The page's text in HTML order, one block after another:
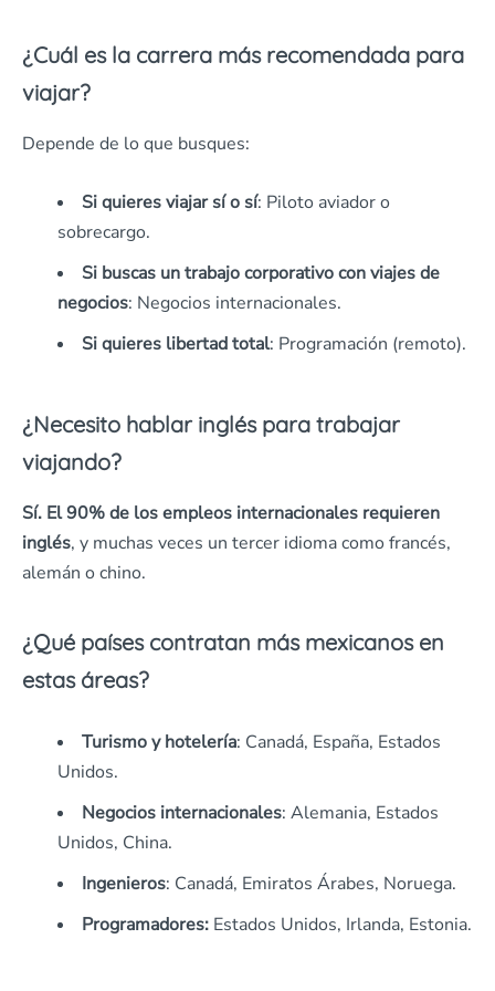
¿Cuál es la carrera más recomendada para
viajar?
Depende de lo que busques:
Si quieres viajar sí o sí: Piloto aviador o
sobrecargo.
Si buscas un trabajo corporativo con viajes de
negocios: Negocios internacionales.
Si quieres libertad total: Programación (remoto).
¿Necesito hablar inglés para trabajar
viajando?
Sí. El 90% de los empleos internacionales requieren
inglés, y muchas veces un tercer idioma como francés,
alemán o chino.
¿Qué países contratan más mexicanos en
estas áreas?
Turismo y hotelería: Canadá, España, Estados
Unidos.
Negocios internacionales: Alemania, Estados
Unidos, China.
Ingenieros: Canadá, Emiratos Árabes, Noruega.
Programadores: Estados Unidos, Irlanda, Estonia.